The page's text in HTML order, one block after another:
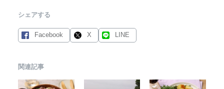
シェアする
Facebook X LINE
関連記事